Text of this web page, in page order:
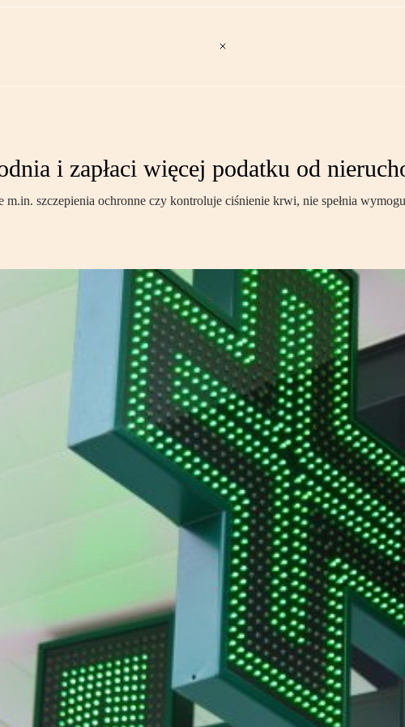
i zapłaci więcej podatku od
szczepienia ochronne czy kontroluje ciśnienie krwi, nie spełnia